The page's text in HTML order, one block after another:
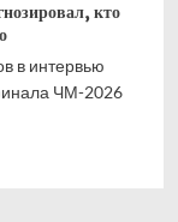
кто
в интервью
ЧМ-2026